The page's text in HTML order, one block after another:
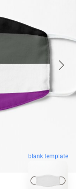
blank template